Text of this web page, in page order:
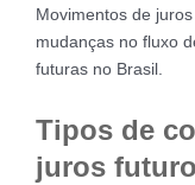
Movimentos de
mudanças no fluxo
futuras no Brasil.
Tipos de
juros